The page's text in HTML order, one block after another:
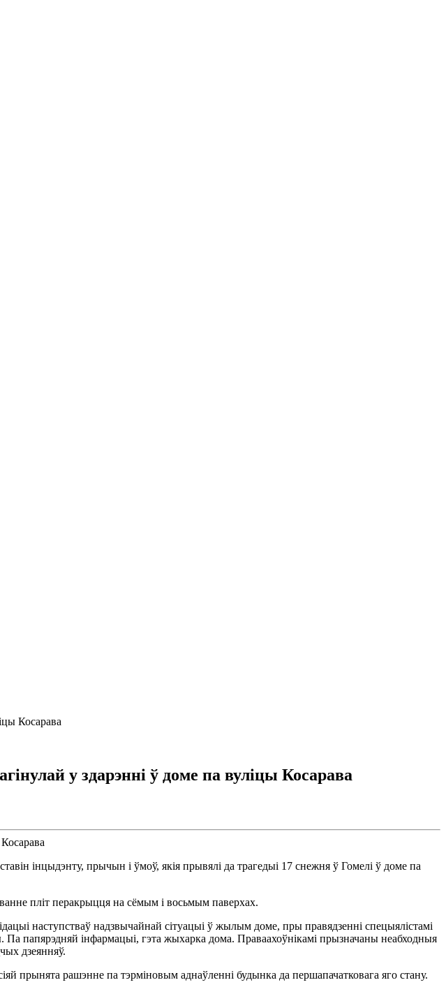
Косарава
у здарэнні ў доме па вуліцы Косарава
інцыдэнту, прычын і ўмоў, якія прывялі да трагедыі 17 снежня ў Гомелі ў доме па
пліт перакрыцця на сёмым і восьмым паверхах.
наступстваў надзвычайнай сітуацыі ў жылым доме, пры правядзенні спецыялістамі
папярэдняй інфармацыі, гэта жыхарка дома. Праваахоўнікамі прызначаны неабходныя
дзеянняў.
прынята рашэнне па тэрміновым аднаўленні будынка да першапачатковага яго стану.